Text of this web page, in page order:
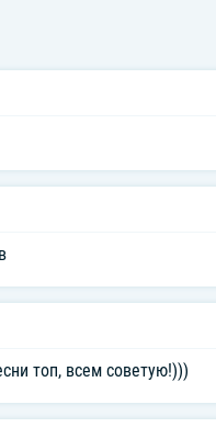
топ, всем советую!)))